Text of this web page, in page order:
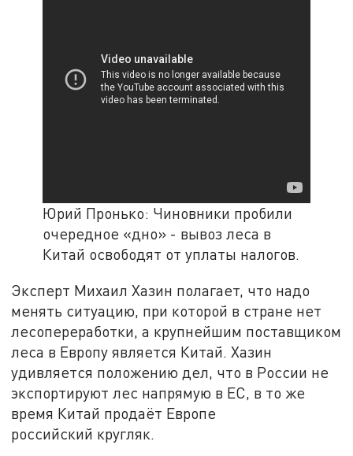
Юрий Пронько: Чиновники пробили
очередное «дно» - вывоз леса в
Китай освободят от уплаты налогов.
Эксперт Михаил Хазин полагает, что надо
менять ситуацию, при которой в стране нет
лесопереработки, а крупнейшим поставщиком
леса в Европу является Китай. Хазин
удивляется положению дел, что в России не
экспортируют лес напрямую в ЕС, в то же
время Китай продаёт Европе
российский кругляк.